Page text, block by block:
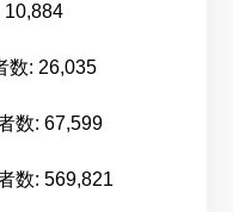
10,884
数: 26,035
数: 67,599
数: 569,821